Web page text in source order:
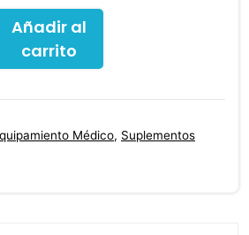
Añadir al
carrito
Médico, Suplementos